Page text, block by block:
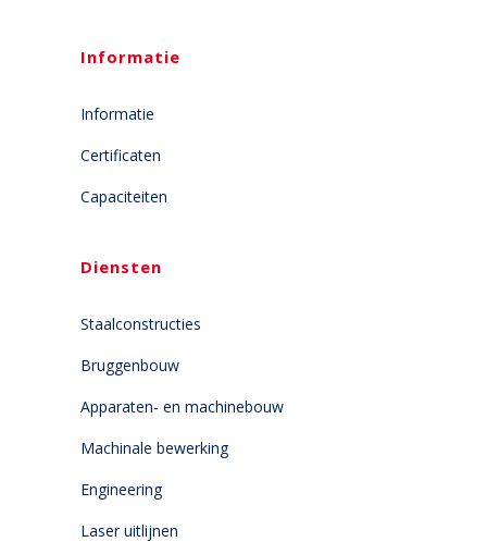
Informatie
Informatie
Certificaten
Capaciteiten
Diensten
Staalconstructies
Bruggenbouw
Apparaten- en machinebouw
Machinale bewerking
Engineering
Laser uitlijnen